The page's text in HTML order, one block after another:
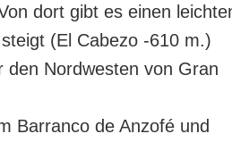
dort gibt es einen
(El Cabezo -610 m.)
den Nordwesten von Gran
Barranco de Anzofé und